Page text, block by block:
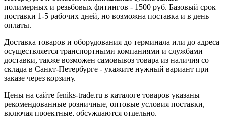
полимерных и резьбовых фитингов - 1500 руб. Базовый срок
поставки 1-5 рабочих дней, но возможна поставка и в день
оплаты.
Доставка товаров и оборудования до терминала или до адреса
осуществляется транспортными компаниями и службами
доставки, также возможен самовывоз товара из наличия со
склада в Санкт-Петербурге - укажите нужный вариант при
заказе через корзину.
Цены на сайте feniks-trade.ru в каталоге товаров указаны
рекомендованные розничные, оптовые условия поставки,
включая проектные, обсуждаются отдельно.